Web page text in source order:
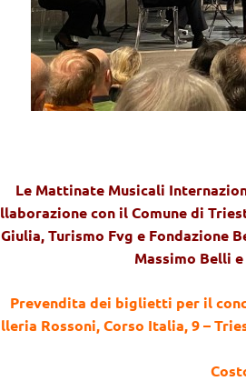
Le Mattinate Musicali
con il Comune di
Giulia, Turismo Fvg e Fondazione
Massimo Belli
Prevendita dei biglietti per il
Rossoni, Corso Italia, 9 –